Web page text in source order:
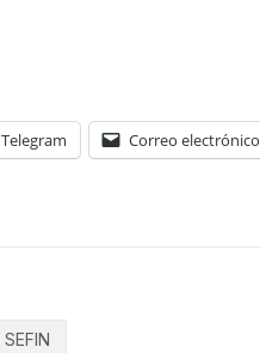
Telegram Correo electrónico
SEFIN